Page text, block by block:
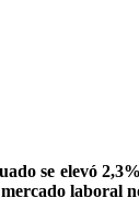
se elevó
laboral